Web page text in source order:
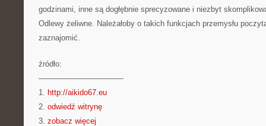
godzinami, inne są dogłębnie sprecyzowane i niezbyt
Odlewy żeliwne. Należałoby o takich funkcjach przemysłu
zaznajomić.
źródło:
———————————
1. http://aikido67.eu
2. odwiedź witrynę
3. zobacz więcej